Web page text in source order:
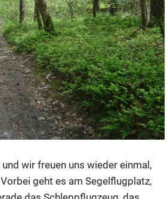
wir freuen uns wieder einmal,
geht es am Segelflugplatz,